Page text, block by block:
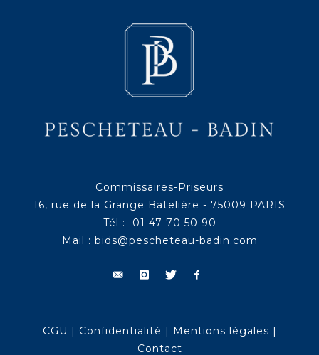
Commissaires-Priseurs
16, rue de la Grange Batelière - 75009 PARIS
Tél : 01 47 70 50 90
Mail : bids@pescheteau-badin.com
CGU | Confidentialité | Mentions légales |
Contact